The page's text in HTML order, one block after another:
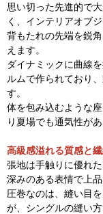
思い切った先進的で
く、インテリアオブ
背もたれの先端を鋭
えます。
ダイナミックに曲線
ルムで作られており
す。
体を包み込むような
り夏場でも通気性が
高級感溢れる質感と
張地は手触りに優れ
深みのある表情で上
圧巻なのは、縫い目
が、シングルの縫い